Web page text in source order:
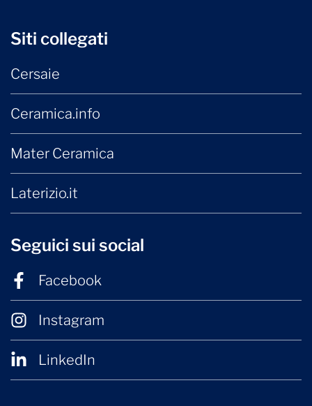
Siti collegati
Cersaie
Ceramica.info
Mater Ceramica
Laterizio.it
Seguici sui social
Facebook
Instagram
LinkedIn